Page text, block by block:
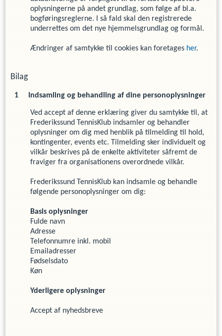
oplysningerne på andet grundlag, som følge af bl.a.
bogføringsreglerne. I så fald skal den registrerede
underrettes om det nye hjemmelsgrundlag og formål.
Ændringer af samtykke til cookies kan foretages her.
Bilag
Indsamling og behandling af dine personoplysninger
Ved accept af denne erklæring giver du samtykke til, at
Frederikssund TennisKlub indsamler og behandler
oplysninger om dig med henblik på tilmelding til hold,
kontingenter, events etc. Tilmelding sker individuelt og
vilkår beskrives på de enkelte aktiviteter såfremt de
fraviger fra organisationens overordnede vilkår.
Frederikssund TennisKlub kan indsamle og behandle
følgende personoplysninger om dig:
Basis oplysninger
Fulde navn
Adresse
Telefonnumre inkl. mobil
Emailadresser
Fødselsdato
Køn
Yderligere oplysninger
Accept af nyhedsbreve